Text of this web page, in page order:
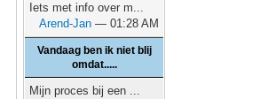
Iets met info over m...
Arend-Jan — 01:28 AM
Vandaag ben ik niet blij
omdat.....
Mijn proces bij een ...